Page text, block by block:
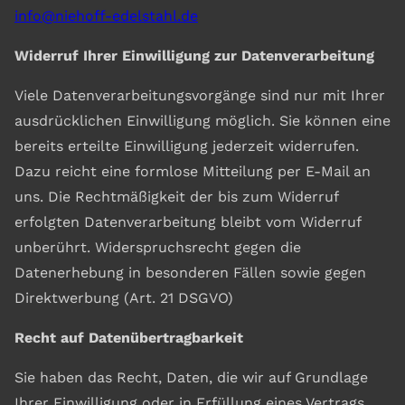
info@niehoff-edelstahl.de
Widerruf Ihrer Einwilligung zur Datenverarbeitung
Viele Datenverarbeitungsvorgänge sind nur mit Ihrer
ausdrücklichen Einwilligung möglich. Sie können eine
bereits erteilte Einwilligung jederzeit widerrufen.
Dazu reicht eine formlose Mitteilung per E-Mail an
uns. Die Rechtmäßigkeit der bis zum Widerruf
erfolgten Datenverarbeitung bleibt vom Widerruf
unberührt. Widerspruchsrecht gegen die
Datenerhebung in besonderen Fällen sowie gegen
Direktwerbung (Art. 21 DSGVO)
Recht auf Datenübertragbarkeit
Sie haben das Recht, Daten, die wir auf Grundlage